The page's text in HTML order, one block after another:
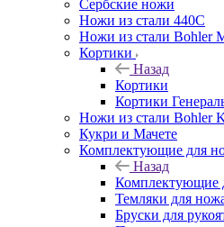
Сербские ножи
Ножи из стали 440С
Ножи из стали Bohler
Кортики
Назад
Кортики
Кортики
Ножи из стали Bohler
Кукри и Мачете
Комплектующие для
Назад
Комплектующие
Темляки для
Бруски для